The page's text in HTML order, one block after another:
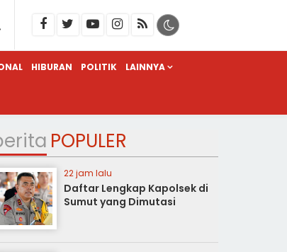
HIBURAN POLITIK LAINNYA
POPULER
22 jam lalu
Daftar Lengkap Kapolsek di
Sumut yang Dimutasi